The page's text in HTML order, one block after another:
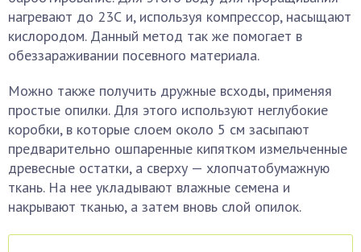
нагревают до 23С и, используя компрессор, насыщают
кислородом. Данный метод так же помогает в
обеззараживании посевного материала.
Можно также получить дружные всходы, применяя
простые опилки. Для этого используют неглубокие
коробки, в которые слоем около 5 см засыпают
предварительно ошпаренные кипятком измельченные
древесные остатки, а сверху — хлопчатобумажную
ткань. На нее укладывают влажные семена и
накрывают тканью, а затем вновь слой опилок.